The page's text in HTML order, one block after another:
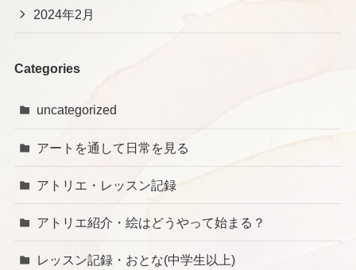
2024年2月
Categories
uncategorized
アートを通して日常を見る
アトリエ・レッスン記録
アトリエ紹介・絵はどうやって始まる？
レッスン記録・おとな(中学生以上)